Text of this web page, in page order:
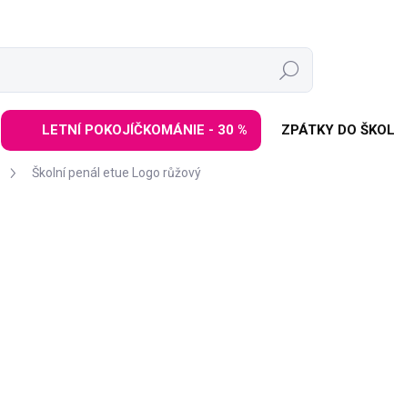
Hledat
LETNÍ POKOJÍČKOMÁNIE - 30 % ZPÁTKY DO
Školní penál etue Logo růžový